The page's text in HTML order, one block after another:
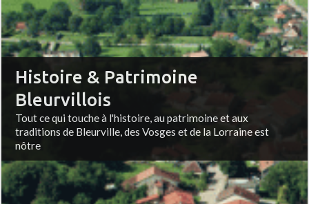
Histoire & Patrimoine
Bleurvillois
Tout ce qui touche à l'histoire, au patrimoine et aux
traditions de Bleurville, des Vosges et de la Lorraine est
nôtre